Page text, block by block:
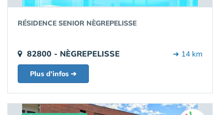
RÉSIDENCE SENIOR NÈGREPELISSE
82800 - NÈGREPELISSE ➔ 14 km
Plus d'infos ➔